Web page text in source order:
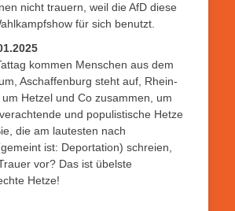
nicht trauern, weil die AfD diese
für sich benutzt.
kommen Menschen aus dem
Aschaffenburg steht auf, Rhein-
Hetzel und Co zusammen, um
und populistische Hetze
die am lautesten nach
ist: Deportation) schreien,
vor? Das ist übelste
Hetze!